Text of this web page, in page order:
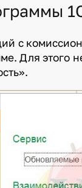
с
Для этого